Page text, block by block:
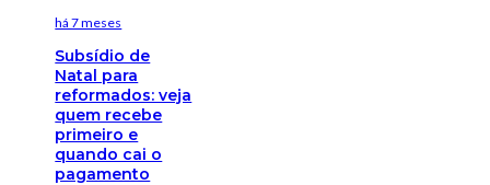
há 7 meses
Subsídio de
Natal para
reformados: veja
quem recebe
primeiro e
quando cai o
pagamento